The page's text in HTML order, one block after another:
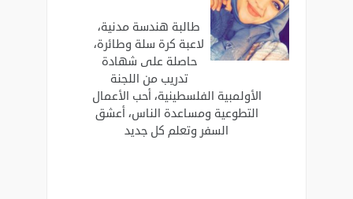
طالبة هندسة مدنية،
لاعبة كرة سلة وطائرة،
حاصلة على شهادة
تدريب من اللجنة
الأولمبية الفلسطينية، أحب الأعمال
التطوعية ومساعدة الناس، أعشق
السفر وتعلم كل جديد